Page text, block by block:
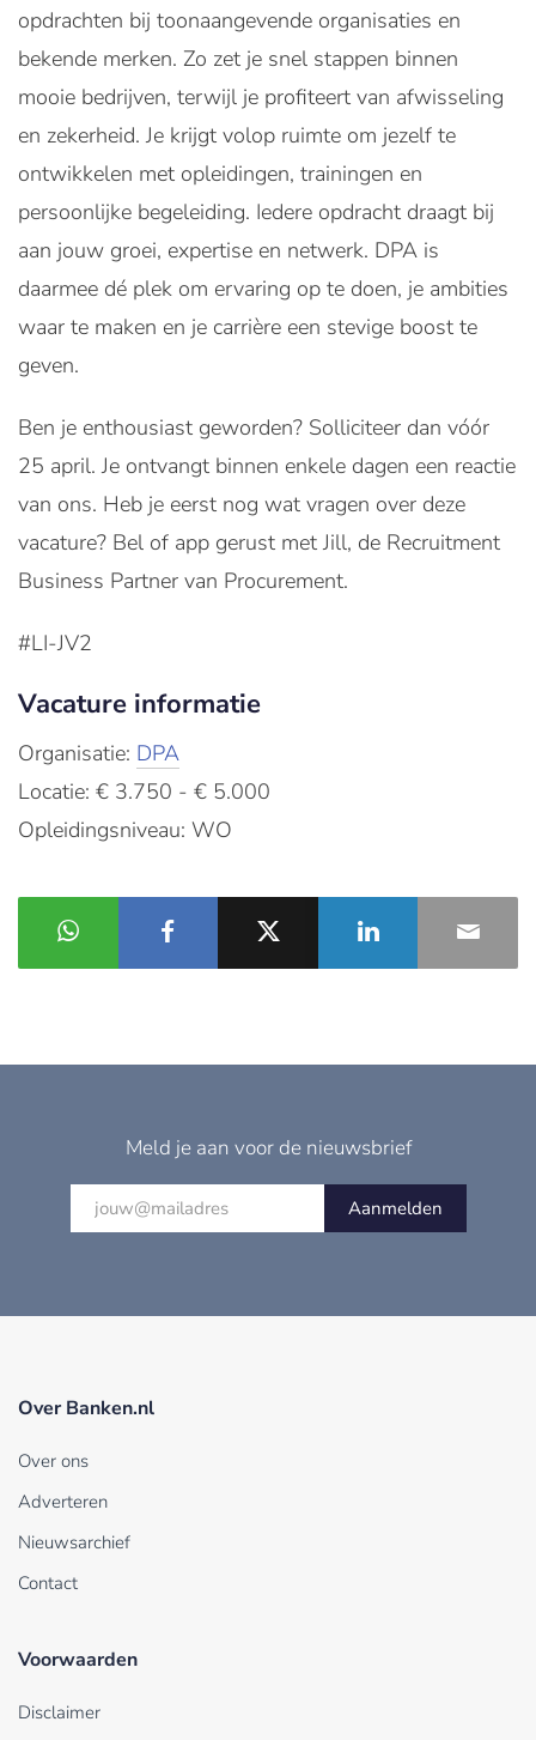
opdrachten bij toonaangevende organisaties en
bekende merken. Zo zet je snel stappen binnen
mooie bedrijven, terwijl je profiteert van afwisseling
en zekerheid. Je krijgt volop ruimte om jezelf te
ontwikkelen met opleidingen, trainingen en
persoonlijke begeleiding. Iedere opdracht draagt bij
aan jouw groei, expertise en netwerk. DPA is
daarmee dé plek om ervaring op te doen, je ambities
waar te maken en je carrière een stevige boost te
geven.
Ben je enthousiast geworden? Solliciteer dan vóór
25 april. Je ontvangt binnen enkele dagen een reactie
van ons. Heb je eerst nog wat vragen over deze
vacature? Bel of app gerust met Jill, de Recruitment
Business Partner van Procurement.
#LI-JV2
Vacature informatie
Organisatie: DPA
Locatie: € 3.750 - € 5.000
Opleidingsniveau: WO
Meld je aan voor de nieuwsbrief
Aanmelden
Over Banken.nl
Over ons
Adverteren
Nieuwsarchief
Contact
Voorwaarden
Disclaimer